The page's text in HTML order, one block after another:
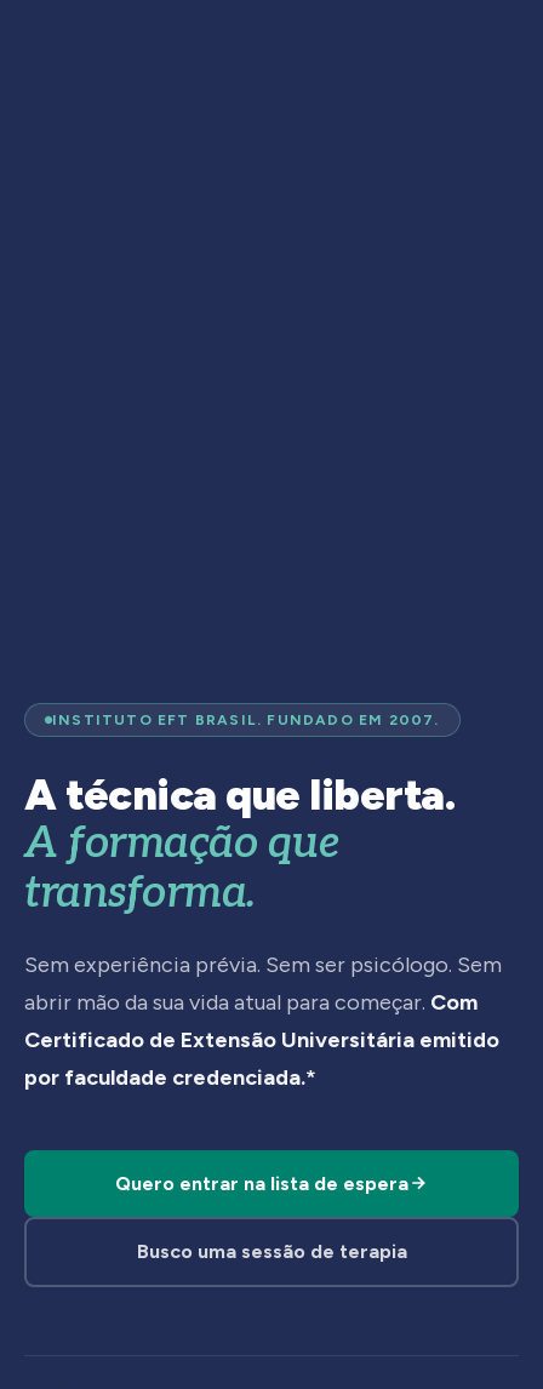
INSTITUTO EFT BRASIL. FUNDADO EM 2007.
A técnica que liberta.
A formação que
transforma.
Sem experiência prévia. Sem ser psicólogo. Sem
abrir mão da sua vida atual para começar. Com
Certificado de Extensão Universitária emitido
por faculdade credenciada.*
Quero entrar na lista de espera
Busco uma sessão de terapia